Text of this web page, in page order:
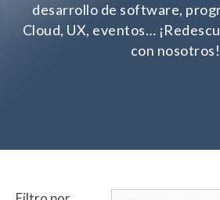
desarrollo de software,
Cloud, UX, eventos…
con nosotros!